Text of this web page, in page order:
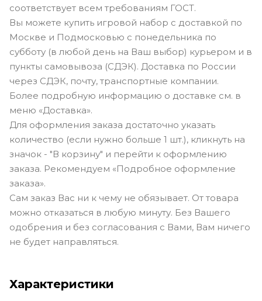
соответствует всем требованиям ГОСТ.
Вы можете купить игровой набор с доставкой по
Москве и Подмосковью с понедельника по
субботу (в любой день на Ваш выбор) курьером и в
пункты самовывоза (СДЭК). Доставка по России
через СДЭК, почту, транспортные компании.
Более подробную информацию о доставке см. в
меню «Доставка».
Для оформления заказа достаточно указать
количество (если нужно больше 1 шт.), кликнуть на
значок - "В корзину" и перейти к оформлению
заказа. Рекомендуем «Подробное оформление
заказа».
Сам заказ Вас ни к чему не обязывает. От товара
можно отказаться в любую минуту. Без Вашего
одобрения и без согласования с Вами, Вам ничего
не будет направляться.
Характеристики